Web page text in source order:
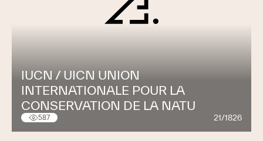
IUCN / UICN UNION
INTERNATIONALE POUR LA
CONSERVATION DE LA NATU
587 21/1826